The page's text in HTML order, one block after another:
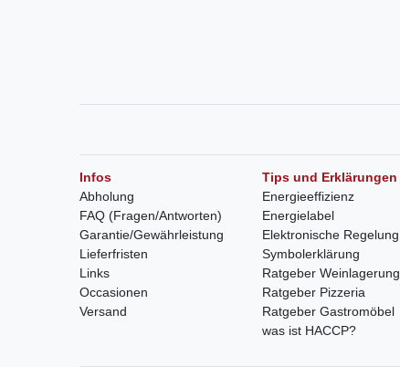
Infos
Abholung
FAQ (Fragen/Antworten)
Garantie/Gewährleistung
Lieferfristen
Links
Occasionen
Versand
Tips und Erklärungen
Energieeffizienz
Energielabel
Elektronische Regelung
Symbolerklärung
Ratgeber Weinlagerung
Ratgeber Pizzeria
Ratgeber Gastromöbel
was ist HACCP?